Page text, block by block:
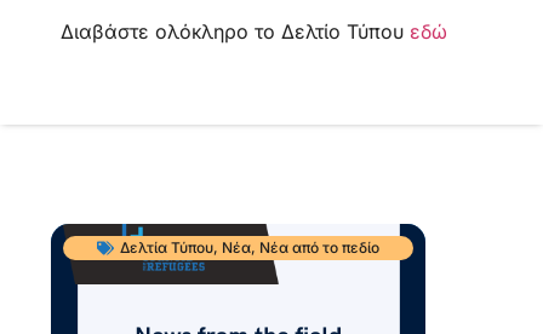
Διαβάστε ολόκληρο το Δελτίο Τύπου εδώ
Δελτία Τύπου, Νέα, Νέα από το πεδίο